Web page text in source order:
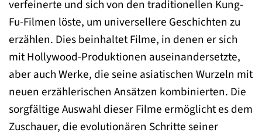
verfeinerte und sich von den traditionellen Kung-
Fu-Filmen löste, um universellere Geschichten zu
erzählen. Dies beinhaltet Filme, in denen er sich
mit Hollywood-Produktionen auseinandersetzte,
aber auch Werke, die seine asiatischen Wurzeln mit
neuen erzählerischen Ansätzen kombinierten. Die
sorgfältige Auswahl dieser Filme ermöglicht es dem
Zuschauer, die evolutionären Schritte seiner